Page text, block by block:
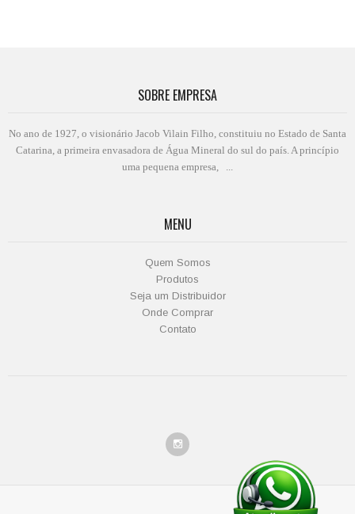
SOBRE EMPRESA
No ano de 1927, o visionário Jacob Vilain Filho, constituiu no Estado de Santa
Catarina, a primeira envasadora de Água Mineral do sul do país. A princípio
uma pequena empresa, ...
MENU
Quem Somos
Produtos
Seja um Distribuidor
Onde Comprar
Contato